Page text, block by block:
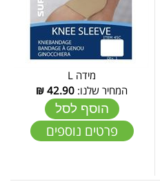
מידה L
המחיר שלנו: 42.90
₪
הוסף לסל
פרטים נוספים